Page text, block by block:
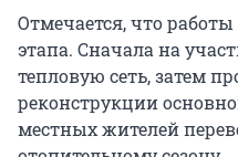
Отмечается, что
этапа. Сначала на
тепловую сеть, затем
реконструкции
местных жителей